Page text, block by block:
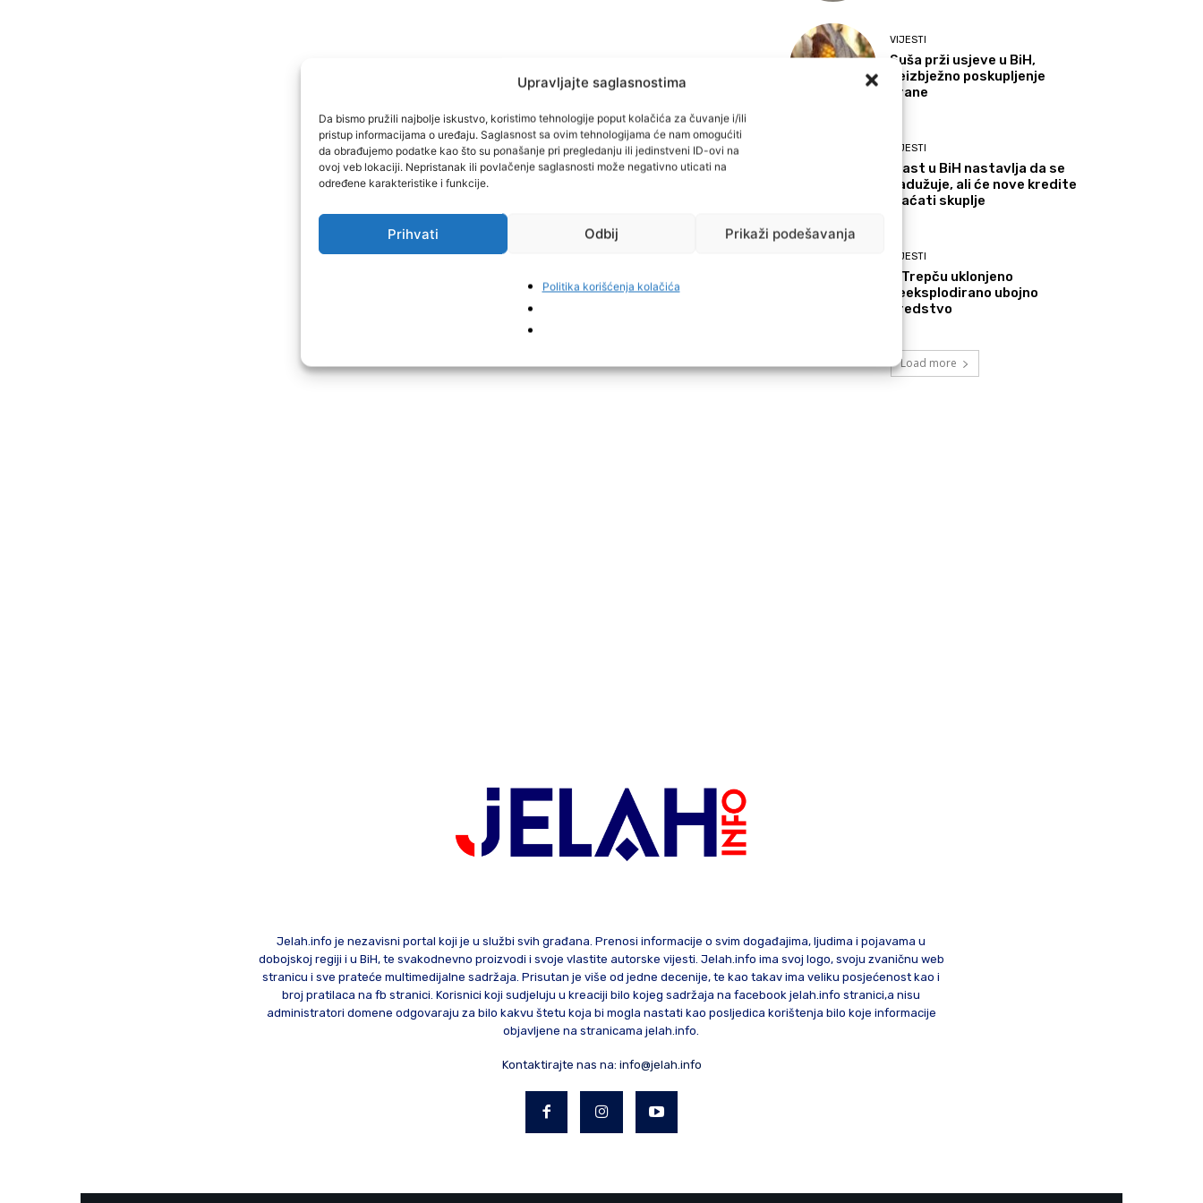
Upravljajte saglasnostima
Da bismo pružili najbolje iskustvo, koristimo tehnologije poput kolačića za čuvanje i/ili
pristup informacijama o uređaju. Saglasnost sa ovim tehnologijama će nam omogućiti
da obrađujemo podatke kao što su ponašanje pri pregledanju ili jedinstveni ID-ovi na
ovoj veb lokaciji. Nepristanak ili povlačenje saglasnosti može negativno uticati na
određene karakteristike i funkcije.
Prihvati Odbij Prikaži podešavanja
Politika korišćenja kolačića
VIJESTI
Suša prži usjeve u BiH,
neizbježno poskupljenje
hrane
VIJESTI
Vlast u BiH nastavlja da se
zadužuje, ali će nove kredite
plaćati skuplje
VIJESTI
U Trepču uklonjeno
neeksplodirano ubojno
sredstvo
Load more
Jelah.info je nezavisni portal koji je u službi svih građana. Prenosi informacije o svim događajima, ljudima i pojavama u
dobojskoj regiji i u BiH, te svakodnevno proizvodi i svoje vlastite autorske vijesti. Jelah.info ima svoj logo, svoju zvaničnu web
stranicu i sve prateće multimedijalne sadržaja. Prisutan je više od jedne decenije, te kao takav ima veliku posjećenost kao i
broj pratilaca na fb stranici. Korisnici koji sudjeluju u kreaciji bilo kojeg sadržaja na facebook jelah.info stranici,a nisu
administratori domene odgovaraju za bilo kakvu štetu koja bi mogla nastati kao posljedica korištenja bilo koje informacije
objavljene na stranicama jelah.info.
Kontaktirajte nas na: info@jelah.info